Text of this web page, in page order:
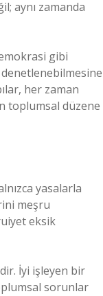
aynı zamanda
gibi
denetlenebilmesine
her zaman
toplumsal düzene
yasalarla
meşru
eksik
İyi işleyen bir
sorunlar